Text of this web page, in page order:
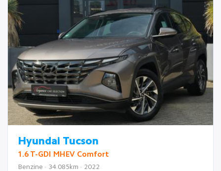
Hyundai Tucson
1.6 T-GDI MHEV Comfort
Benzine · 34.085km · 2022